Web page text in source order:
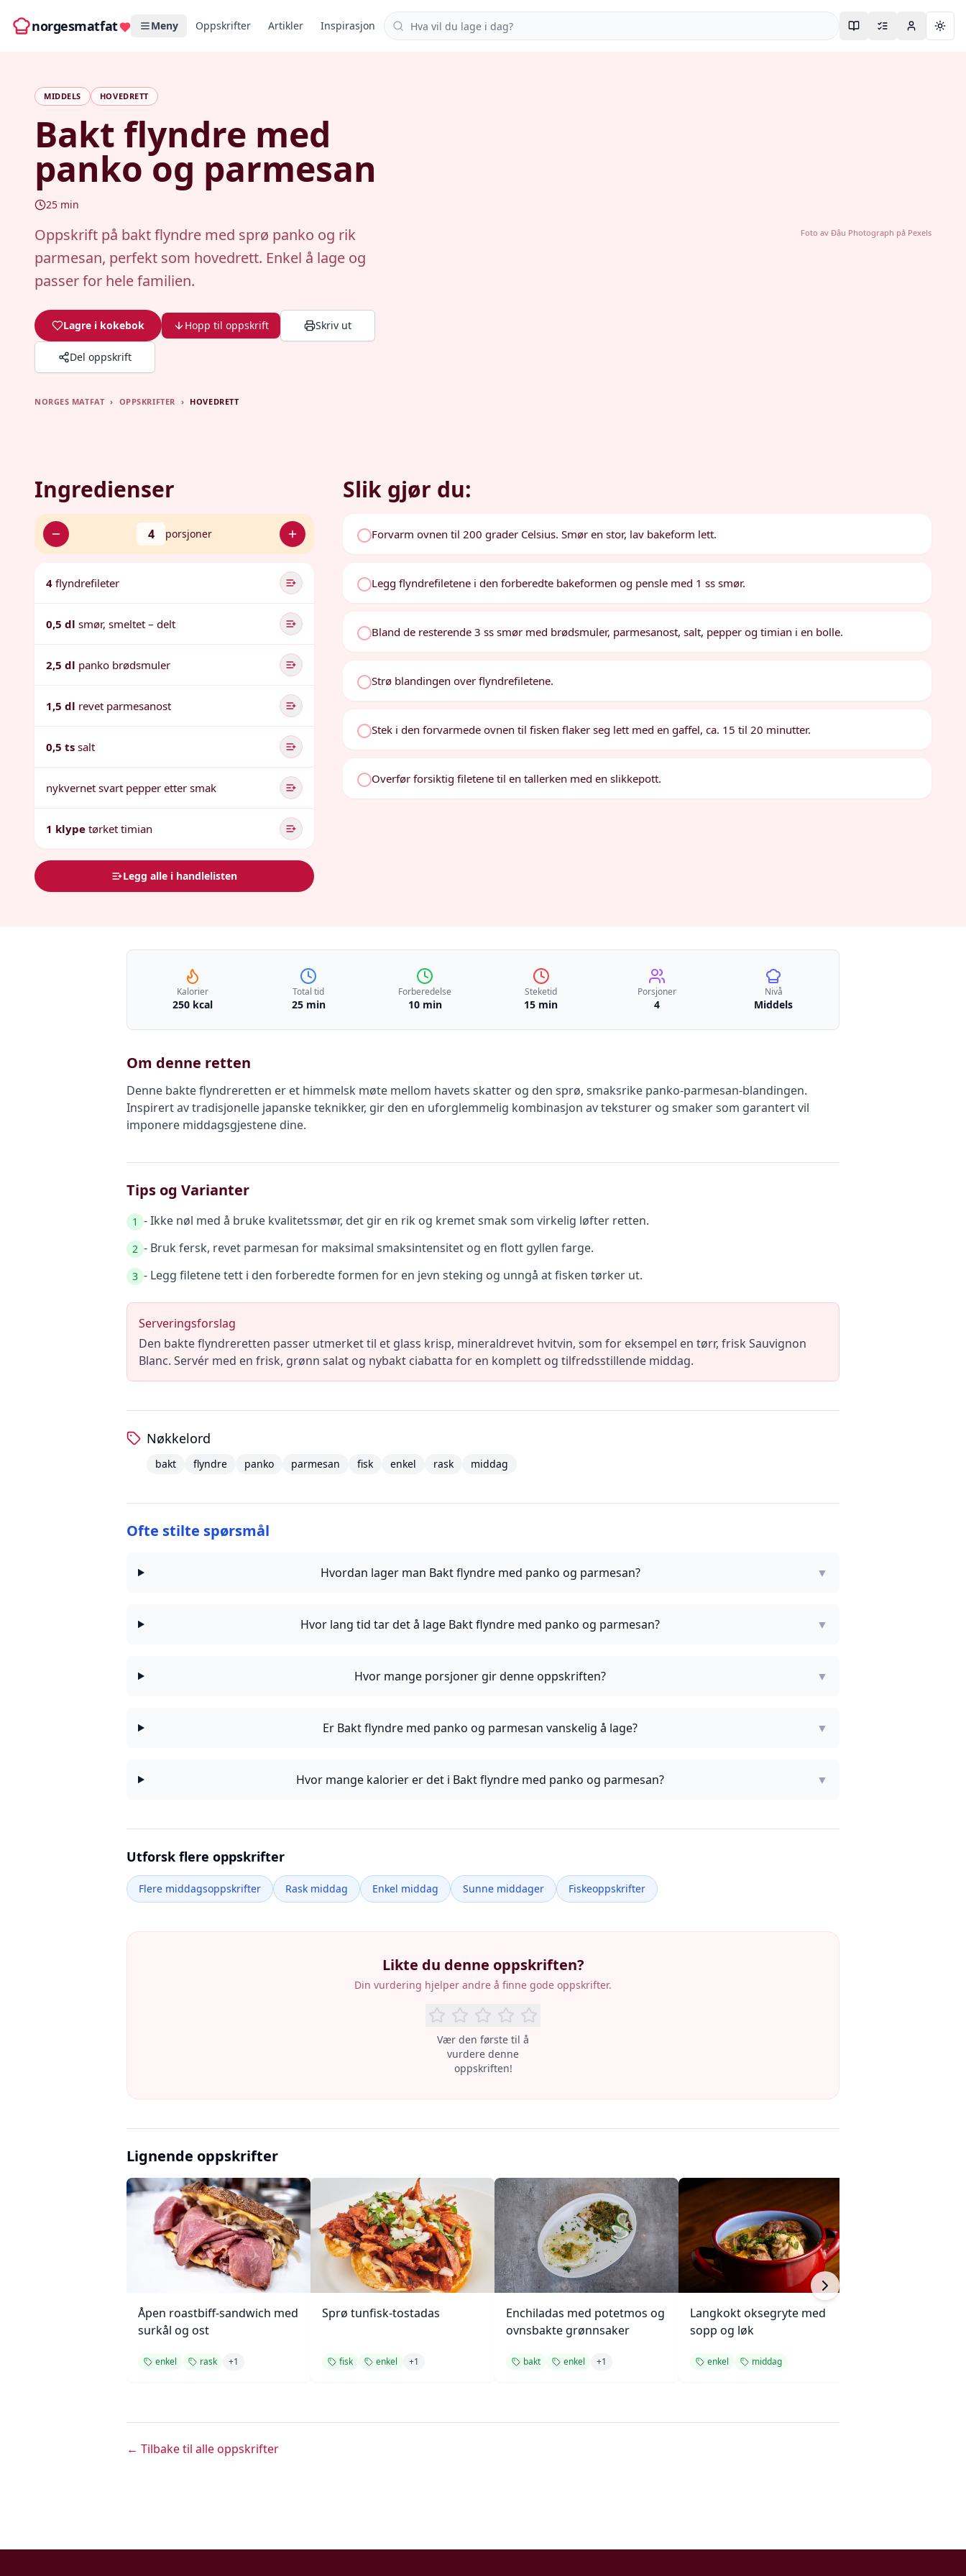
norgesmatfat Meny Oppskrifter Artikler Inspirasjon Søk i oppskrifter
MIDDELS HOVEDRETT
Bakt flyndre med
panko og parmesan
25 min
Oppskrift på bakt flyndre med sprø panko og rik
parmesan, perfekt som hovedrett. Enkel å lage og
passer for hele familien.
Lagre i kokebok Hopp til oppskrift Skriv ut
Del oppskrift
Foto av Đậu Photograph på Pexels
NORGES MATFAT › OPPSKRIFTER › HOVEDRETT
Ingredienser
4 porsjoner
4 flyndrefileter
0,5 dl smør, smeltet – delt
2,5 dl panko brødsmuler
1,5 dl revet parmesanost
0,5 ts salt
nykvernet svart pepper etter smak
1 klype tørket timian
Legg alle i handlelisten
Slik gjør du:
Forvarm ovnen til 200 grader Celsius. Smør en stor, lav bakeform lett.
Legg flyndrefiletene i den forberedte bakeformen og pensle med 1 ss smør.
Bland de resterende 3 ss smør med brødsmuler, parmesanost, salt, pepper og timian i en bolle.
Strø blandingen over flyndrefiletene.
Stek i den forvarmede ovnen til fisken flaker seg lett med en gaffel, ca. 15 til 20 minutter.
Overfør forsiktig filetene til en tallerken med en slikkepott.
Kalorier
250 kcal
Total tid
25 min
Forberedelse
10 min
Steketid
15 min
Porsjoner
4
Nivå
Middels
Om denne retten
Denne bakte flyndreretten er et himmelsk møte mellom havets skatter og den sprø, smaksrike panko-parmesan-blandingen.
Inspirert av tradisjonelle japanske teknikker, gir den en uforglemmelig kombinasjon av teksturer og smaker som garantert vil
imponere middagsgjestene dine.
Tips og Varianter
1 - Ikke nøl med å bruke kvalitetssmør, det gir en rik og kremet smak som virkelig løfter retten.
2 - Bruk fersk, revet parmesan for maksimal smaksintensitet og en flott gyllen farge.
3 - Legg filetene tett i den forberedte formen for en jevn steking og unngå at fisken tørker ut.
Serveringsforslag
Den bakte flyndreretten passer utmerket til et glass krisp, mineraldrevet hvitvin, som for eksempel en tørr, frisk Sauvignon
Blanc. Servér med en frisk, grønn salat og nybakt ciabatta for en komplett og tilfredsstillende middag.
Nøkkelord
bakt flyndre panko parmesan fisk enkel rask middag
Ofte stilte spørsmål
Hvordan lager man Bakt flyndre med panko og parmesan? ▼
Hvor lang tid tar det å lage Bakt flyndre med panko og parmesan? ▼
Hvor mange porsjoner gir denne oppskriften? ▼
Er Bakt flyndre med panko og parmesan vanskelig å lage? ▼
Hvor mange kalorier er det i Bakt flyndre med panko og parmesan? ▼
Utforsk flere oppskrifter
Flere middagsoppskrifter Rask middag Enkel middag Sunne middager Fiskeoppskrifter
Likte du denne oppskriften?
Din vurdering hjelper andre å finne gode oppskrifter.
Vær den første til å
vurdere denne
oppskriften!
Lignende oppskrifter
Åpen roastbiff-sandwich med
surkål og ost
enkel rask +1
Sprø tunfisk-tostadas
fisk enkel +1
Enchiladas med potetmos og
ovnsbakte grønnsaker
bakt enkel +1
Langkokt oksegryte med
sopp og løk
enkel middag
← Tilbake til alle oppskrifter